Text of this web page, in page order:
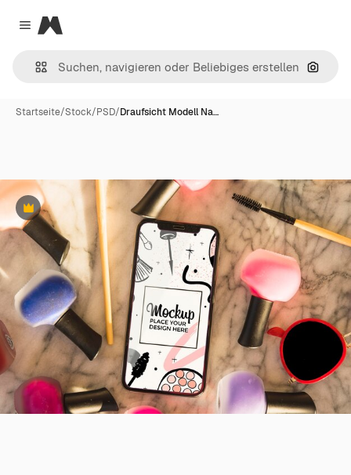
Close menu
Magnific
Nach
Startseite/Stock/PSD/Draufsicht Modell Na…
Premium